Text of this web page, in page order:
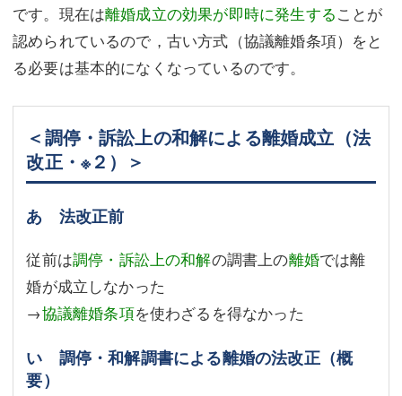
です。現在は離婚成立の効果が即時に発生することが
認められているので，古い方式（協議離婚条項）をと
る必要は基本的になくなっているのです。
＜調停・訴訟上の和解による離婚成立（法
改正・※２）＞
あ 法改正前
従前は調停・訴訟上の和解の調書上の離婚では離
婚が成立しなかった
→協議離婚条項を使わざるを得なかった
い 調停・和解調書による離婚の法改正（概
要）